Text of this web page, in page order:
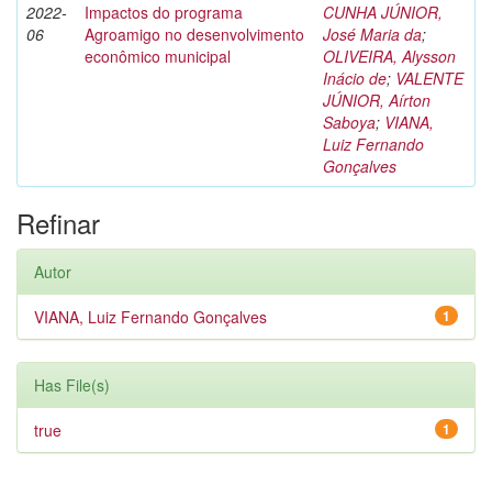
2022-
06
Impactos do programa
Agroamigo no desenvolvimento
econômico municipal
CUNHA JÚNIOR,
José Maria da;
OLIVEIRA, Alysson
Inácio de; VALENTE
JÚNIOR, Aírton
Saboya; VIANA,
Luiz Fernando
Gonçalves
Refinar
Autor
1
VIANA, Luiz Fernando Gonçalves
Has File(s)
1
true